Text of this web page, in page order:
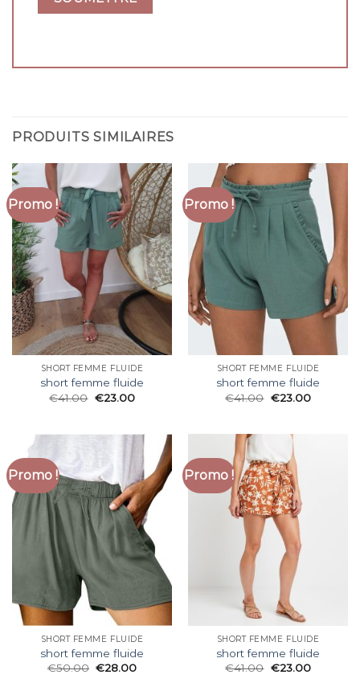
PRODUITS SIMILAIRES
Promo !
SHORT FEMME FLUIDE
short femme fluide
€41.00 €23.00
Promo !
SHORT FEMME FLUIDE
short femme fluide
€41.00 €23.00
Promo !
SHORT FEMME FLUIDE
short femme fluide
€50.00 €28.00
Promo !
SHORT FEMME FLUIDE
short femme fluide
€41.00 €23.00